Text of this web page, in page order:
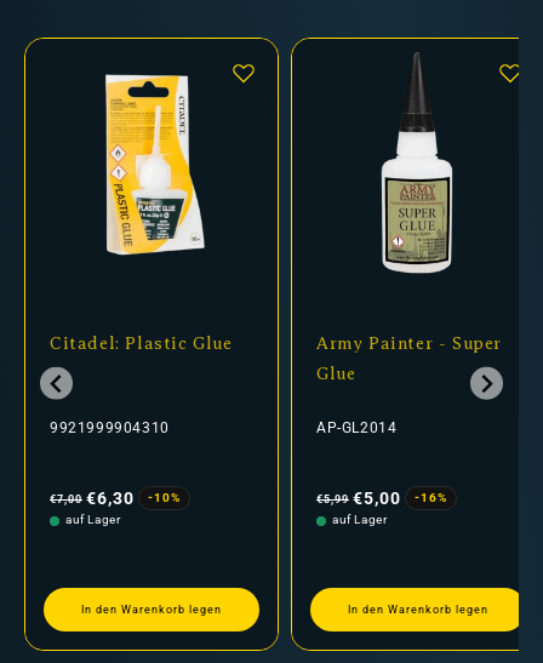
Citadel: Plastic Glue
9921999904310
Preis
€7,00 €6,30
-10%
auf Lager
In den Warenkorb legen
Army Painter - Super
Glue
AP-GL2014
Preis
€5,99 €5,00
-16%
auf Lager
In den Warenkorb legen